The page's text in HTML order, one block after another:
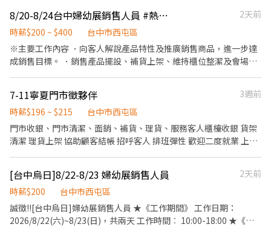
8/20-8/24台中婦幼展銷售人員 #熱愛銷售不怕生
2天前
時薪$200 ~ $400
台中市西屯區
※主要工作內容 ．向客人解說產品特性及推廣銷售商品，進一步達
成銷售目標。 ．銷售產品擺設、補貨上架、維持櫃位整潔及會場銷
不支薪。 排班時間為:8/20、8/22-8/24
7-11寧夏門市徵夥伴
3週前
時薪$196 ~ $215
台中市西屯區
門市收銀、門市清潔、面銷、補貨、理貨、服務客人櫃檯收銀 貨架
清潔 理貨上架 協助顧客結帳 招呼客人 排班彈性 歡迎二度就業 上學
[台中烏日]8/22-8/23 婦幼展銷售人員
2天前
時薪$200
台中市西屯區
誠徵!![台中烏日]婦幼展銷售人員 ★《工作期間》 工作日期：
2026/8/22(六)~8/23(日)，共兩天 工作時間︰ 10:00-18:00 ★《工